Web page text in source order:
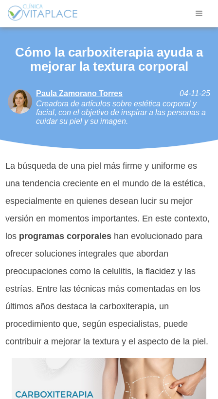
Cómo la carboxiterapia ayuda a
mejorar la textura corporal
Paula Zamorano Torres
04-11-25
Creadora de artículos sobre estética corporal y
facial, con el objetivo de inspirar a las personas a
cuidar su piel y su imagen.
La búsqueda de una piel más firme y uniforme es
una tendencia creciente en el mundo de la estética,
especialmente en quienes desean lucir su mejor
versión en momentos importantes. En este contexto,
los programas corporales han evolucionado para
ofrecer soluciones integrales que abordan
preocupaciones como la celulitis, la flacidez y las
estrías. Entre las técnicas más comentadas en los
últimos años destaca la carboxiterapia, un
procedimiento que, según especialistas, puede
contribuir a mejorar la textura y el aspecto de la piel.